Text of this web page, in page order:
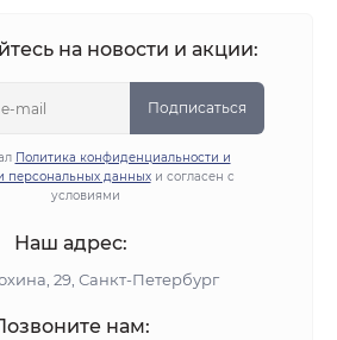
на новости и акции:
Подписаться
Политика конфиденциальности и
персональных данныхи согласен с
условиями
Наш адрес:
29, Санкт-Петербург
нам: